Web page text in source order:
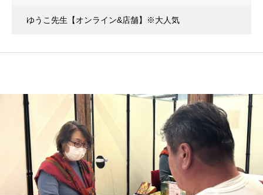
ゆうこ先生【オンライン&店舗】※大人気